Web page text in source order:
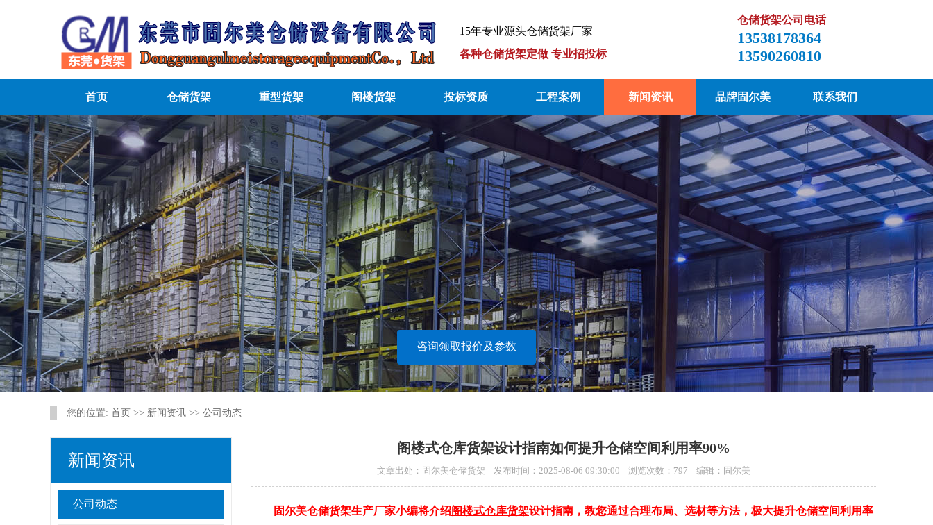
15年专业源头仓储货架厂家
各种仓储货架定做 专业招投标
仓储货架公司电话
13538178364
13590260810
首页 仓储货架 重型货架 阁楼货架 投标资质 工程案例 新闻资讯 品牌固尔美 联系我们
咨询领取报价及参数
您的位置: 首页 >> 新闻资讯 >> 公司动态
新闻资讯
公司动态
阁楼式仓库货架设计指南如何提升仓储空间利用率90%
文章出处：固尔美仓储货架 发布时间：2025-08-06 09:30:00 浏览次数：797 编辑：固尔美
固尔美仓储货架生产厂家小编将介绍阁楼式仓库货架设计指南，教您通过合理布局、选材等方法，极大提升仓储空间利用率